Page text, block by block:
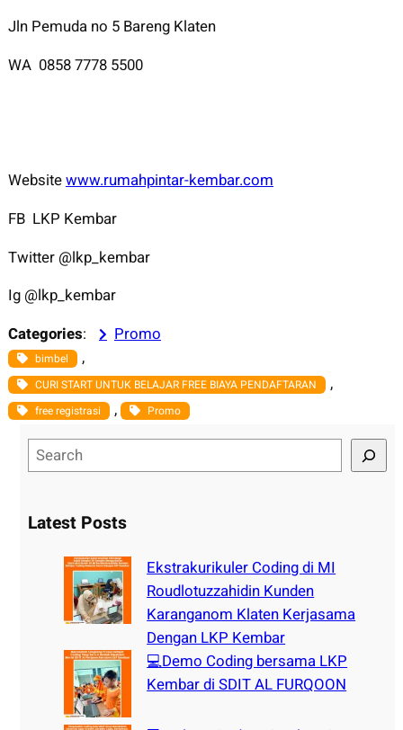
Jln Pemuda no 5 Bareng Klaten
WA 0858 7778 5500
Websitewww.rumahpintar-kembar.com
FB LKP Kembar
Twitter @lkp_kembar
Ig @lkp_kembar
Categories: Promo
bimbel ,
CURI START UNTUK BELAJAR FREE BIAYA PENDAFTARAN ,
free registrasi , Promo
e
rLatest Posts
Ekstrakurikuler Coding di MI
Roudlotuzzahidin Kunden
Karanganom Klaten Kerjasama
Dengan LKP Kembar
💻Demo Coding bersama LKP
Kembar di SDIT AL FURQOON